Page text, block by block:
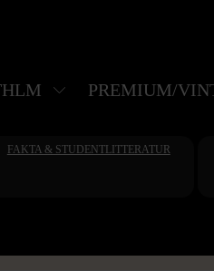
PREMIUM/
FAKTA & STUDENTLITTERATUR